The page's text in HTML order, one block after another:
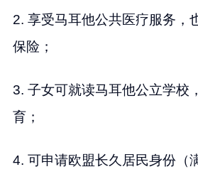
2. 享受马耳他公共医疗服务，
保险；
3. 子女可就读马耳他公立学校
育；
4. 可申请欧盟长久居民身份（